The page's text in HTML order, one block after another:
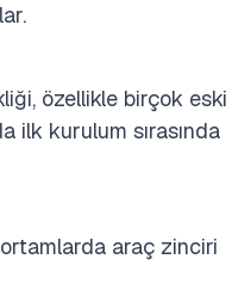
özellikle birçok eski
ilk kurulum sırasında
araç zinciri